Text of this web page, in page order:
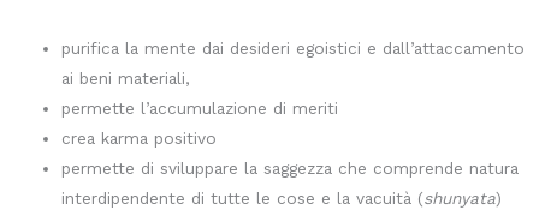
purifica la mente dai desideri egoistici e dall’attaccamento
ai beni materiali,
permette l’accumulazione di meriti
crea karma positivo
permette di sviluppare la saggezza che comprende natura
interdipendente di tutte le cose e la vacuità (shunyata)